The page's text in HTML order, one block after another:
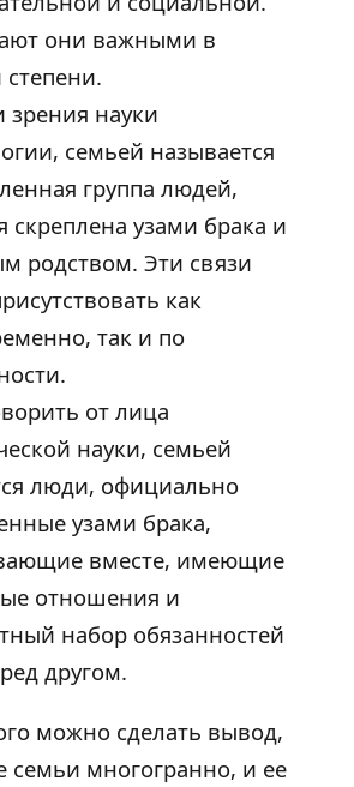
они важными в
зрения науки
семьей называется
группа людей,
скреплена узами брака и
родством. Эти связи
как
так и по
от лица
науки, семьей
люди, официально
узами брака,
вместе, имеющие
отношения и
набор обязанностей
другом.
можно сделать вывод,
семьи многогранно, и ее